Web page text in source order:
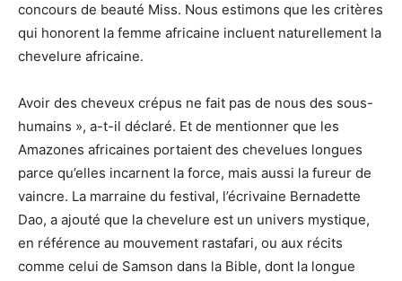
concours de beauté Miss. Nous estimons que les critères
qui honorent la femme africaine incluent naturellement la
chevelure africaine.
Avoir des cheveux crépus ne fait pas de nous des sous-
humains », a-t-il déclaré. Et de mentionner que les
Amazones africaines portaient des chevelues longues
parce qu’elles incarnent la force, mais aussi la fureur de
vaincre. La marraine du festival, l’écrivaine Bernadette
Dao, a ajouté que la chevelure est un univers mystique,
en référence au mouvement rastafari, ou aux récits
comme celui de Samson dans la Bible, dont la longue